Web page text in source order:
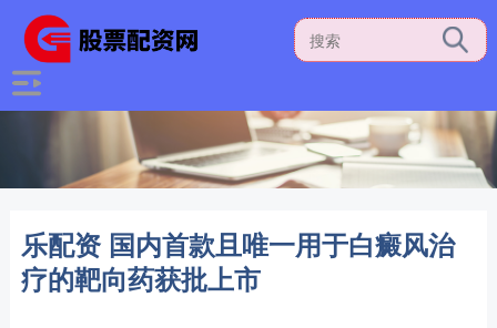
乐配资 国内首款且唯一用于白癜风治
疗的靶向药获批上市